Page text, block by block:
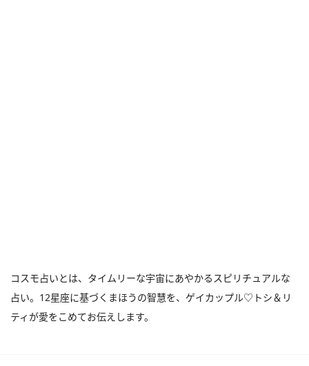
コスモ占いとは、タイムリーな宇宙にあやかるスピリチュアルな
占い。12星座に基づくまほうの智慧を、ゲイカップル♡トシ＆リ
ティが愛をこめてお伝えします。